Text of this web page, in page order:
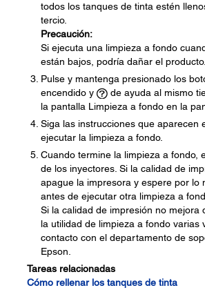
todos los tanques de tinta estén
tercio.
Precaución:
Si ejecuta una limpieza a fondo
están bajos, podría dañar el producto.
Pulse y mantenga presionado los
encendido y
de ayuda al mismo
la pantalla Limpieza a fondo en la
Siga las instrucciones que aparecen
ejecutar la limpieza a fondo.
Cuando termine la limpieza a fondo,
de los inyectores. Si la calidad de
apague la impresora y espere por lo
antes de ejecutar otra limpieza a
Si la calidad de impresión no mejora
la utilidad de limpieza a fondo varias
contacto con el departamento de
Epson.
Tareas relacionadas
Cómo rellenar los tanques de tinta